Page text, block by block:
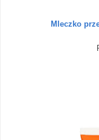
Mleczko